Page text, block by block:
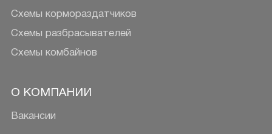
Схемы кормораздатчиков
Схемы разбрасывателей
Схемы комбайнов
О КОМПАНИИ
Вакансии